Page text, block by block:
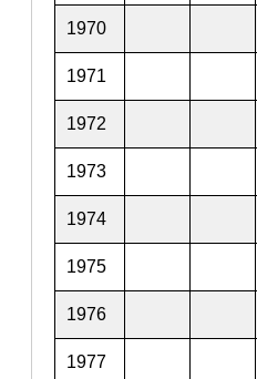
1970
1971
1972
1973
1974
1975
1976
1977